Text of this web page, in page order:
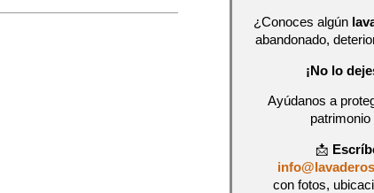
¿Conoces algún
abandonado,
¡No lo
Ayúdanos a
📩
con fotos,